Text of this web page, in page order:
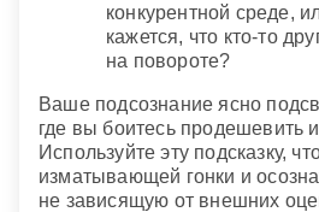
конкурентной среде,
кажется, что кто-то
на повороте?
Ваше подсознание ясно
где вы боитесь продешевить
Используйте эту подсказку,
изматывающей гонки и
не зависящую от внешних